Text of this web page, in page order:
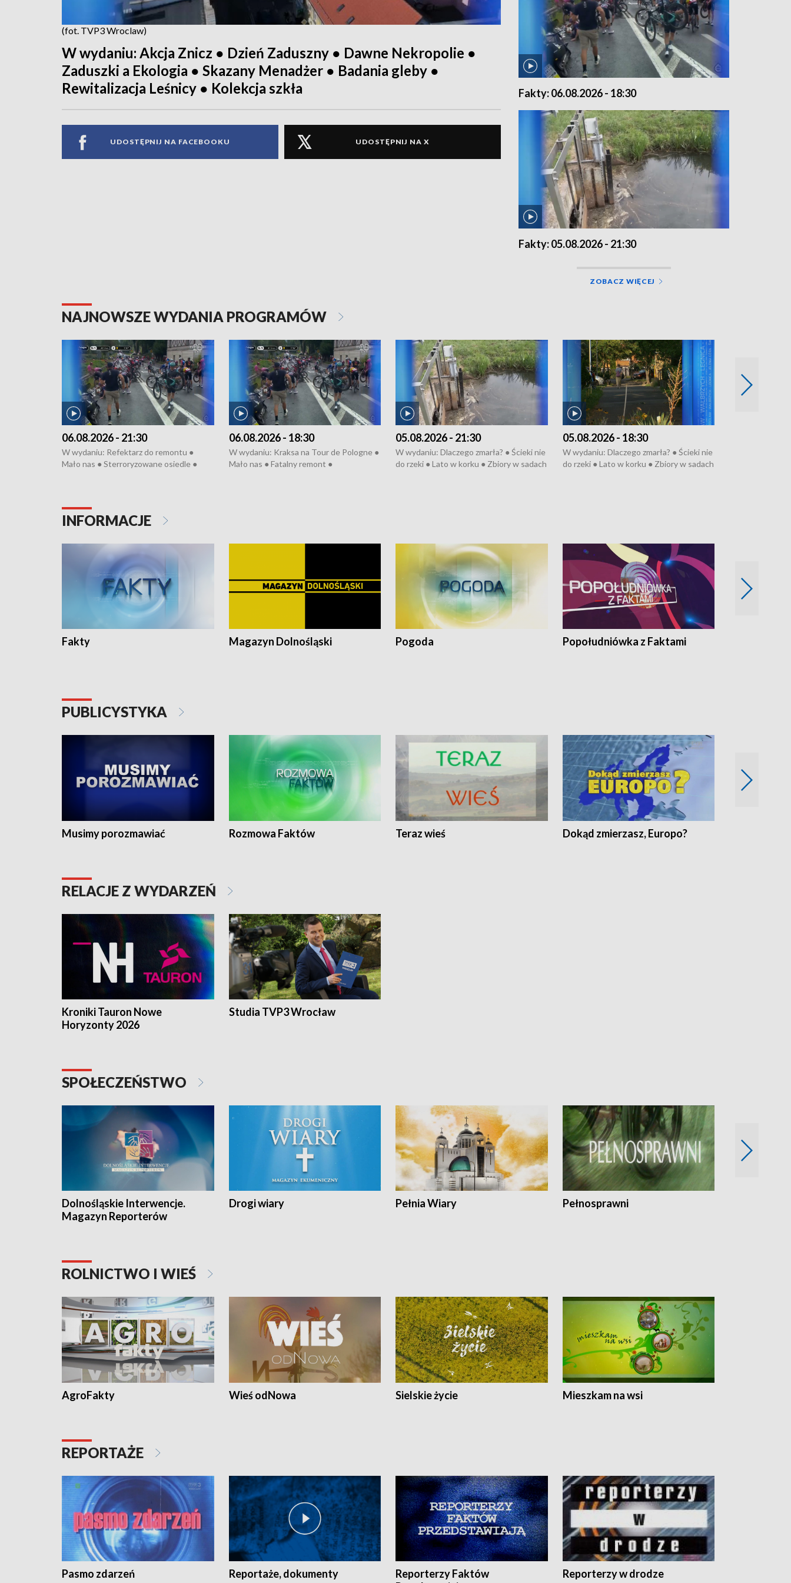
(fot. TVP3 Wroclaw)
W wydaniu: Akcja Znicz ● Dzień Zaduszny ● Dawne Nekropolie ●
Zaduszki a Ekologia ● Skazany Menadżer ● Badania gleby ●
Rewitalizacja Leśnicy ● Kolekcja szkła
UDOSTĘPNIJ NA FACEBOOKU UDOSTĘPNIJ NA X
Fakty: 06.08.2026 - 18:30
Fakty: 05.08.2026 - 21:30
ZOBACZ WIĘCEJ
NAJNOWSZE WYDANIA PROGRAMÓW
06.08.2026 - 21:30
W wydaniu: Refektarz do remontu ●
Mało nas ● Sterroryzowane osiedle ●
Pologne
06.08.2026 - 18:30
W wydaniu: Kraksa na Tour de Pologne ●
Mało nas ● Fatalny remont ●
05.08.2026 - 21:30
W wydaniu: Dlaczego zmarła? ● Ścieki nie
do rzeki ● Lato w korku ● Zbiory w sadach
05.08.2026 - 18:30
W wydaniu: Dlaczego zmarła? ● Ścieki nie
do rzeki ● Lato w korku ● Zbiory w sadach
INFORMACJE
Fakty Magazyn Dolnośląski Pogoda Popołudniówka z Faktami
PUBLICYSTYKA
Musimy porozmawiać Rozmowa Faktów Teraz wieś Dokąd zmierzasz, Europo?
RELACJE Z WYDARZEŃ
Kroniki Tauron Nowe
Horyzonty 2026
Studia TVP3 Wrocław
SPOŁECZEŃSTWO
Dolnośląskie Interwencje.
Magazyn Reporterów
Drogi wiary Pełnia Wiary Pełnosprawni
ROLNICTWO I WIEŚ
AgroFakty Wieś odNowa Sielskie życie Mieszkam na wsi
REPORTAŻE
Pasmo zdarzeń Reportaże, dokumenty
Reporterzy Faktów
Reporterzy w drodze